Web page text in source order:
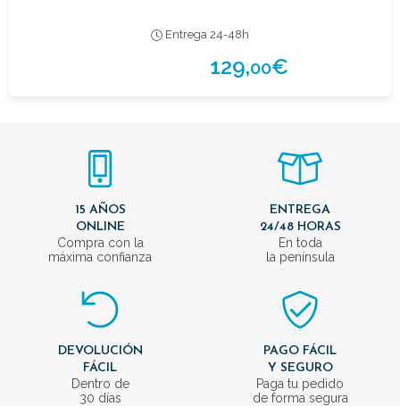
Entrega 24-48h
129,00€
15 AÑOS
ONLINE
Compra con la
máxima confianza
ENTREGA
24/48 HORAS
En toda
la península
DEVOLUCIÓN
FÁCIL
Dentro de
30 días
PAGO FÁCIL
Y SEGURO
Paga tu pedido
de forma segura